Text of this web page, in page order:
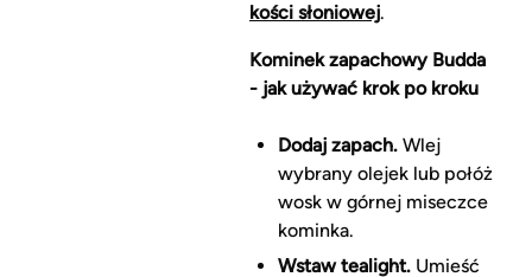
kości słoniowej.
Kominek zapachowy Budda
- jak używać krok po kroku
Dodaj zapach.Wlej
wybrany olejek lub połóż
wosk w górnej miseczce
kominka.
Wstaw tealight.Umieść